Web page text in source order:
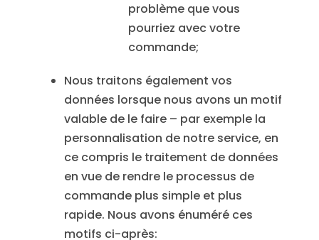
problème que vous
pourriez avec votre
commande;
Nous traitons également vos
données lorsque nous avons un motif
valable de le faire – par exemple la
personnalisation de notre service, en
ce compris le traitement de données
en vue de rendre le processus de
commande plus simple et plus
rapide. Nous avons énuméré ces
motifs ci-après: